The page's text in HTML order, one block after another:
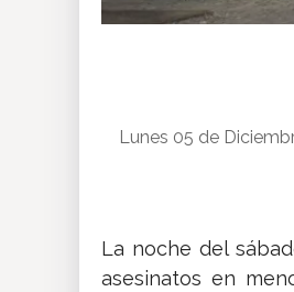
Lunes 05 de
La noche del
asesinatos en